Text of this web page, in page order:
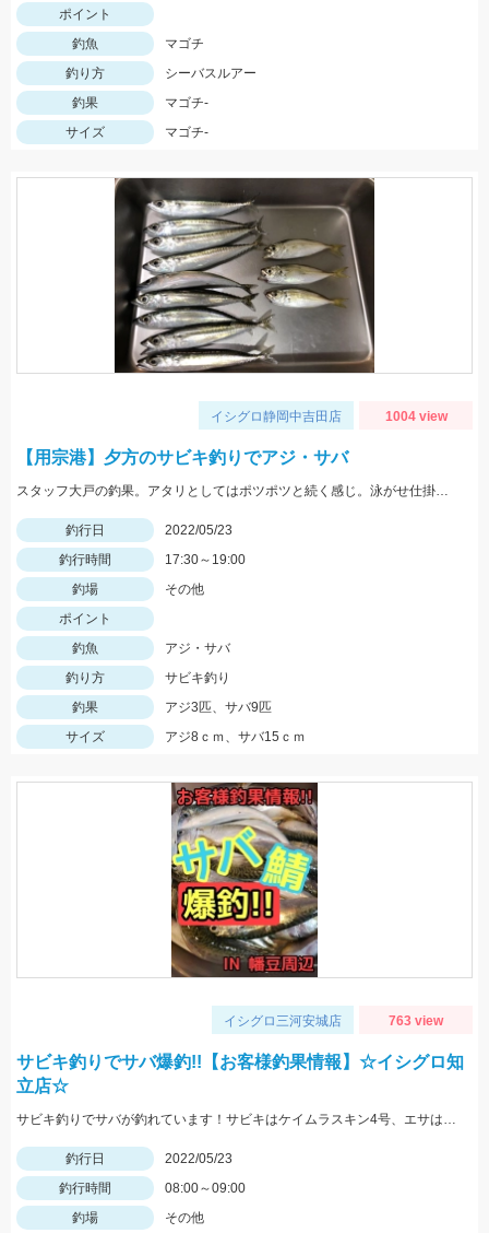
ポイント
釣魚
マゴチ
釣り方
シーバスルアー
釣果
マゴチ-
サイズ
マゴチ-
イシグロ静岡中吉田店 1004 view
【用宗港】夕方のサビキ釣りでアジ・サバ
スタッフ大戸の釣果。アタリとしてはポツポツと続く感じ。泳がせ仕掛で青物も狙えるかも。
釣行日
2022/05/23
釣行時間
17:30～19:00
釣場
その他
ポイント
釣魚
アジ・サバ
釣り方
サビキ釣り
釣果
アジ3匹、サバ9匹
サイズ
アジ8ｃｍ、サバ15ｃｍ
イシグロ三河安城店 763 view
サビキ釣りでサバ爆釣!!【お客様釣果情報】☆イシグロ知
立店☆
サビキ釣りでサバが釣れています！サビキはケイムラスキン4号、エサは冷凍アミエビを使用しました。
釣行日
2022/05/23
釣行時間
08:00～09:00
釣場
その他